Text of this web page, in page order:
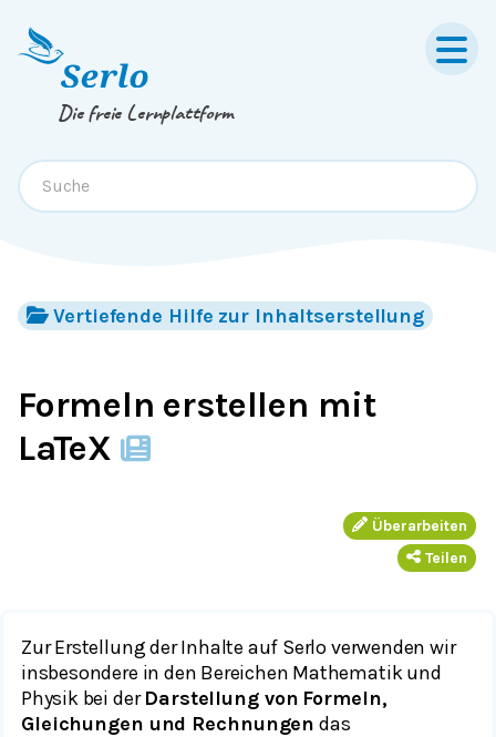
Springe zum
Die freie Lernplattform
Vertiefende Hilfe zur Inhaltserstellung
Formeln erstellen mit
LaTeX
Überarbeiten
Teilen
Zur Erstellung der Inhalte auf Serlo verwenden wir
insbesondere in den Bereichen Mathematik und
Physik bei derDarstellung von Formeln,
Gleichungen und Rechnungen das